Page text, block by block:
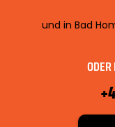
und in Bad